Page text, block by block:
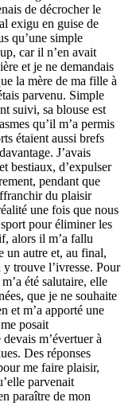
de décrocher le
exigu en guise de
qu’une simple
car il n’en avait
et je ne demandais
la mère de ma fille à
parvenu. Simple
suivi, sa blouse est
qu’il m’a permis
étaient aussi brefs
J’avais
bestiaux, d’expulser
pendant que
du plaisir
une fois que nous
pour éliminer les
alors il m’a fallu
un autre et, au final,
trouve l’ivresse. Pour
été salutaire, elle
que je ne souhaite
et m’a apporté une
posait
m’évertuer à
Des réponses
me faire plaisir,
parvenait
paraître de mon